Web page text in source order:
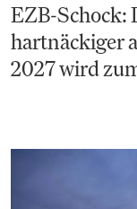
EZB-
hartnäckiger
2027 wird